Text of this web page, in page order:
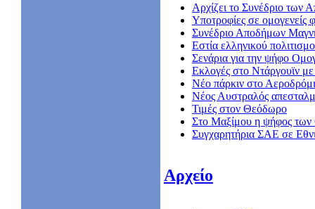
Αρχίζει το Συνέδριο
Υποτροφίες σε ομογενείς
Συνέδριο Αποδήμων
Εστία ελληνικού
Σενάρια για την ψήφο
Εκλογές στο Ντάργουϊν με
Νέο πάρκιν στο
Nέος Αυστραλός
Τιμές στον Θεόδωρο
Στο Μαξίμου η ψήφος
Συγχαρητήρια ΣΑΕ σε
Αρχείο